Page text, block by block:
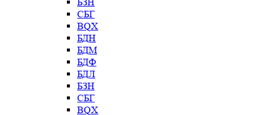
СБГ
BQX
БДН
БДМ
БДФ
БДЛ
БЗН
СБГ
BQX